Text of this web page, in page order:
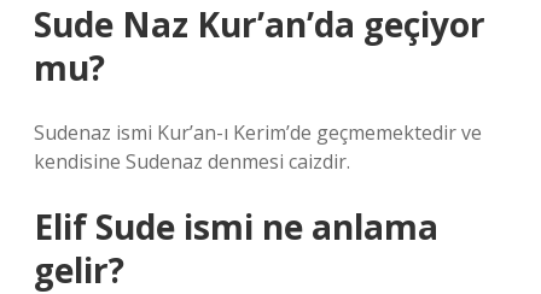
Sude Naz Kur’an’da geçiyor
mu?
Sudenaz ismi Kur’an-ı Kerim’de geçmemektedir ve
kendisine Sudenaz denmesi caizdir.
Elif Sude ismi ne anlama
gelir?